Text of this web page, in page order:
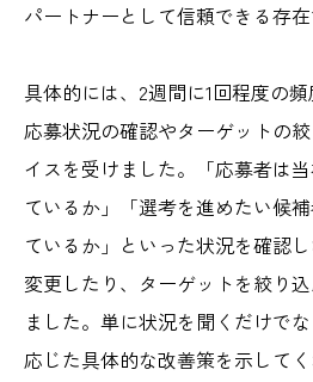
パートナーとして信頼できる存在
具体的には、2週間に1回程度の頻
応募状況の確認やターゲットの
イスを受けました。「応募者は
ているか」「選考を進めたい候
ているか」といった状況を確認
変更したり、ターゲットを絞り
ました。単に状況を聞くだけで
応じた具体的な改善策を示して